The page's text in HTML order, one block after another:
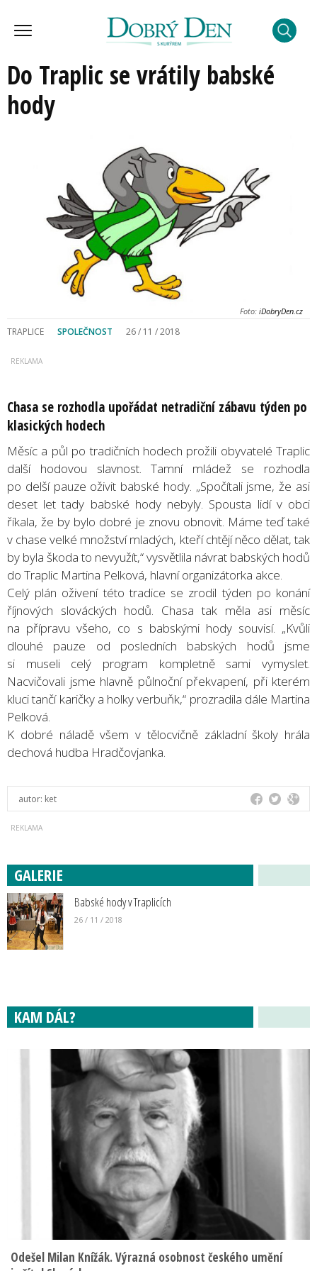
Do Traplic se vrátily babské
hody
Foto: iDobryDen.cz
TRAPLICE SPOLEČNOST 26 / 11 / 2018
Chasa se rozhodla upořádat netradiční zábavu týden po
klasických hodech
Měsíc a půl po tradičních hodech prožili obyvatelé Traplic
další hodovou slavnost. Tamní mládež se rozhodla
po delší pauze oživit babské hody. „Spočítali jsme, že asi
deset let tady babské hody nebyly. Spousta lidí v obci
říkala, že by bylo dobré je znovu obnovit. Máme teď také
v chase velké množství mladých, kteří chtějí něco dělat, tak
by byla škoda to nevyužít,“ vysvětlila návrat babských hodů
do Traplic Martina Pelková, hlavní organizátorka akce.
Celý plán oživení této tradice se zrodil týden po konání
říjnových slováckých hodů. Chasa tak měla asi měsíc
na přípravu všeho, co s babskými hody souvisí. „Kvůli
dlouhé pauze od posledních babských hodů jsme
si museli celý program kompletně sami vymyslet.
Nacvičovali jsme hlavně půlnoční překvapení, při kterém
kluci tančí karičky a holky verbuňk,“ prozradila dále Martina
Pelková.
K dobré náladě všem v tělocvičně základní školy hrála
dechová hudba Hradčovjanka.
autor: ket
GALERIE
Babské hody v Traplicích
26 / 11 / 2018
KAM DÁL?
Odešel Milan Knížák. Výrazná osobnost českého umění